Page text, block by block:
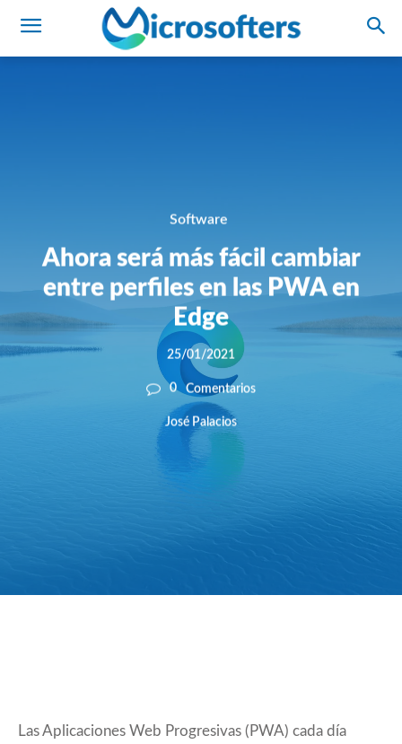
Software
Ahora será más fácil cambiar
entre perfiles en las PWA en
Edge
25/01/2021
0 Comentarios
José Palacios
LasAplicaciones Web Progresivas (PWA) cada día